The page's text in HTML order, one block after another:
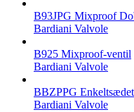
B93JPG Mixproof
Bardiani Valvole
B925 Mixproof-ventil
Bardiani Valvole
BBZPPG
Bardiani Valvole